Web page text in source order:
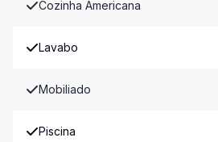
Cozinha Americana
Lavabo
Mobiliado
Piscina